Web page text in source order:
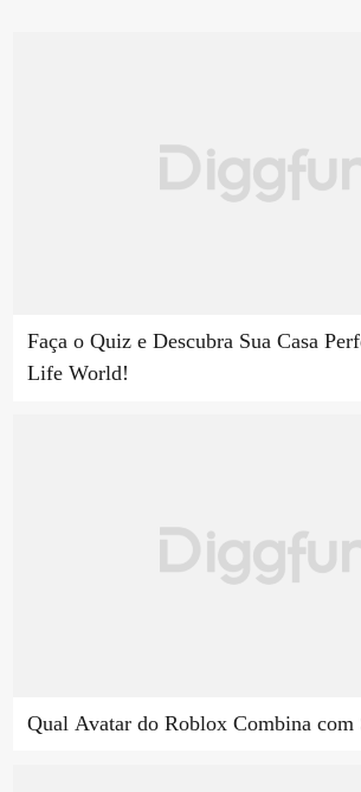
Faça o Quiz e Descubra Sua Casa
Life World!
Qual Avatar do Roblox Combina com